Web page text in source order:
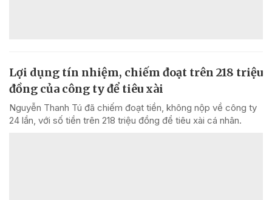
Lợi dụng tín nhiệm, chiếm đoạt trên 218 triệu
đồng của công ty để tiêu xài
Nguyễn Thanh Tú đã chiếm đoạt tiền, không nộp về công ty
24 lần, với số tiền trên 218 triệu đồng để tiêu xài cá nhân.